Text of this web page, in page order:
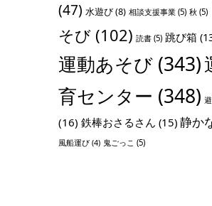
(47) 水遊び(8) 相談支援事業 (5) 秋 (5)
そび (102) 読書 (5) 跳び箱
運動あそび (343)
育センター (348)
(16) 鉄棒おさるさん (15) 静か
風船運び (4) 鬼ごっこ (5)